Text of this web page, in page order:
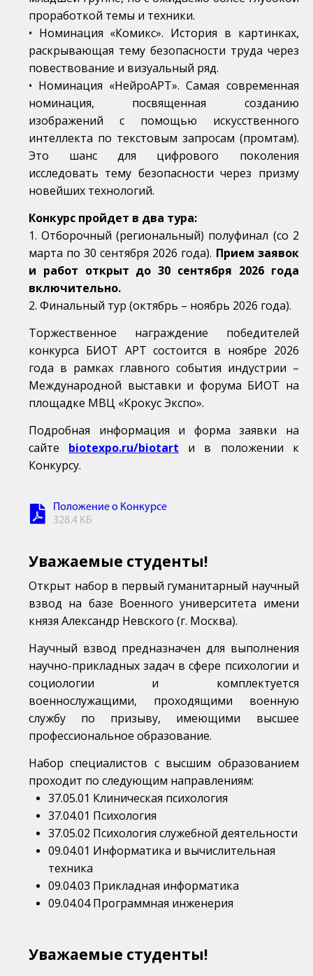
проработкой темы и техники.
• Номинация «Комикс». История в картинках,
раскрывающая тему безопасности труда через
повествование и визуальный ряд.
• Номинация «НейроАРТ». Самая современная
номинация, посвященная созданию
изображений с помощью искусственного
интеллекта по текстовым запросам (промтам).
Это шанс для цифрового поколения
исследовать тему безопасности через призму
новейших технологий.
Конкурс пройдет в два тура:
1. Отборочный (региональный) полуфинал (со 2
марта по 30 сентября 2026 года). Прием заявок
и работ открыт до 30 сентября 2026 года
включительно.
2. Финальный тур (октябрь – ноябрь 2026 года).
Торжественное награждение победителей
конкурса БИОТ АРТ состоится в ноябре 2026
года в рамках главного события индустрии –
Международной выставки и форума БИОТ на
площадке МВЦ «Крокус Экспо».
Подробная информация и форма заявки на
сайте biotexpo.ru/biotart и в положении к
Конкурсу.
Положение о Конкурсе
328.4 КБ
Уважаемые студенты!
Открыт набор в первый гуманитарный научный
взвод на базе Военного университета имени
князя Александр Невского (г. Москва).
Научный взвод предназначен для выполнения
научно-прикладных задач в сфере психологии и
социологии и комплектуется
военнослужащими, проходящими военную
службу по призыву, имеющими высшее
профессиональное образование.
Набор специалистов с высшим образованием
проходит по следующим направлениям:
37.05.01 Клиническая психология
37.04.01 Психология
37.05.02 Психология служебной деятельности
09.04.01 Информатика и вычислительная
техника
09.04.03 Прикладная информатика
09.04.04 Программная инженерия
Уважаемые студенты!